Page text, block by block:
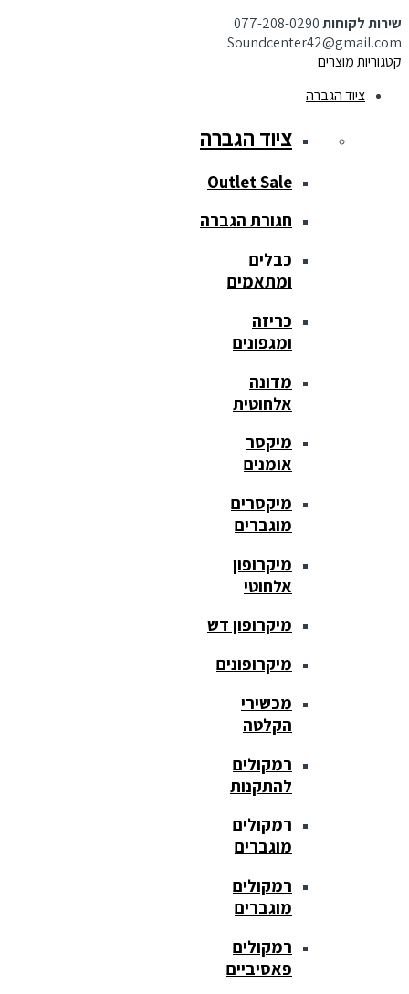
שירות לקוחות077-208-0290
Soundcenter42@gmail.com
קטגוריות מוצרים
ציוד הגברה
ציוד הגברה
Outlet Sale
חגורת הגברה
כבלים
ומתאמים
כריזה
ומגפונים
מדונה
אלחוטית
מיקסר
אומנים
מיקסרים
מוגברים
מיקרופון
אלחוטי
מיקרופון דש
מיקרופונים
מכשירי
הקלטה
רמקולים
להתקנות
רמקולים
מוגברים
רמקולים
מוגברים
רמקולים
פאסיביים